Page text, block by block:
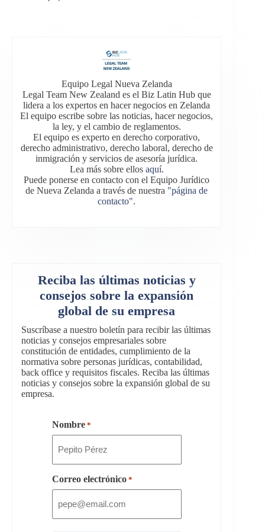
Equipo Legal Nueva Zelanda
Legal Team New Zealand es el Biz Latin Hub que
lidera a los expertos en hacer negocios en Zelanda
El equipo escribe sobre las noticias, hacer negocios,
la ley, y el cambio de reglamentos.
El equipo es experto en derecho corporativo,
derecho administrativo, derecho laboral, derecho de
inmigración y servicios de asesoría jurídica.
Lea más sobre ellos aquí.
Puede ponerse en contacto con el Equipo Jurídico
de Nueva Zelanda a través de nuestra "página de
contacto".
Reciba las últimas noticias y
consejos sobre la expansión
global de su empresa
Suscríbase a nuestro boletín para recibir las últimas
noticias y consejos empresariales sobre
constitución de entidades, cumplimiento de la
normativa sobre personas jurídicas, contabilidad,
back office y requisitos fiscales. Reciba las últimas
noticias y consejos sobre la expansión global de su
empresa.
Nombre *
Correo electrónico *